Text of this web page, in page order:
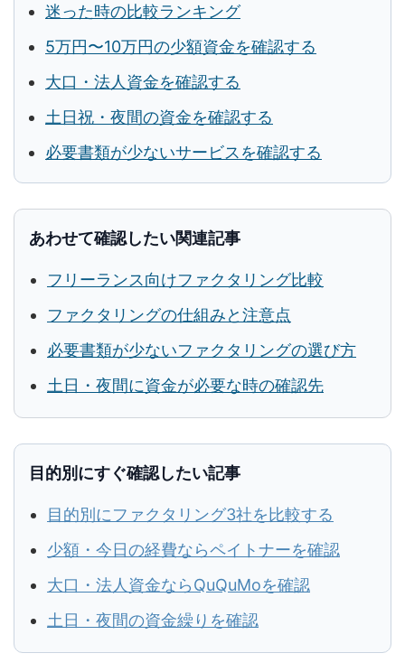
迷った時の比較ランキング
5万円〜10万円の少額資金を確認する
大口・法人資金を確認する
土日祝・夜間の資金を確認する
必要書類が少ないサービスを確認する
あわせて確認したい関連記事
フリーランス向けファクタリング比較
ファクタリングの仕組みと注意点
必要書類が少ないファクタリングの選び方
土日・夜間に資金が必要な時の確認先
目的別にすぐ確認したい記事
目的別にファクタリング3社を比較する
少額・今日の経費ならペイトナーを確認
大口・法人資金ならQuQuMoを確認
土日・夜間の資金繰りを確認